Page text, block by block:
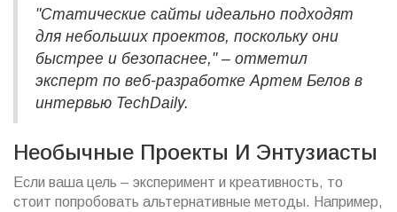
"Статические сайты идеально подходят
для небольших проектов, поскольку они
быстрее и безопаснее," – отметил
эксперт по веб-разработке Артем Белов в
интервью TechDaily.
Необычные Проекты И Энтузиасты
Если ваша цель – эксперимент и креативность, то
стоит попробовать альтернативные методы. Например,